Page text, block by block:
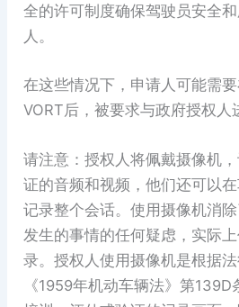
全的许可制度确保驾驶员安全
人。
在这些情况下，申请人可能需
VORT后，被要求与政府授权人
请注意：授权人将佩戴摄像机
证的音频和视频，他们还可以
记录整个会话。使用摄像机消
发生的事情的任何疑虑，实际
录。授权人使用摄像机是根据
《1959年机动车辆法》第